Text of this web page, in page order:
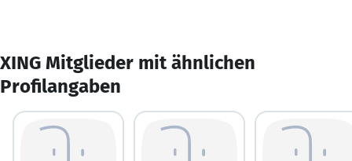
XING Mitglieder mit ähnlichen
Profilangaben